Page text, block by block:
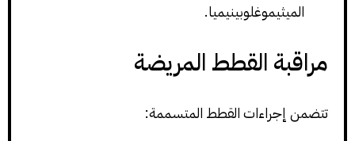
الميثيموغلوبينيميا.
مراقبة القطط المريضة
تتضمن إجراءات القطط المتسممة: